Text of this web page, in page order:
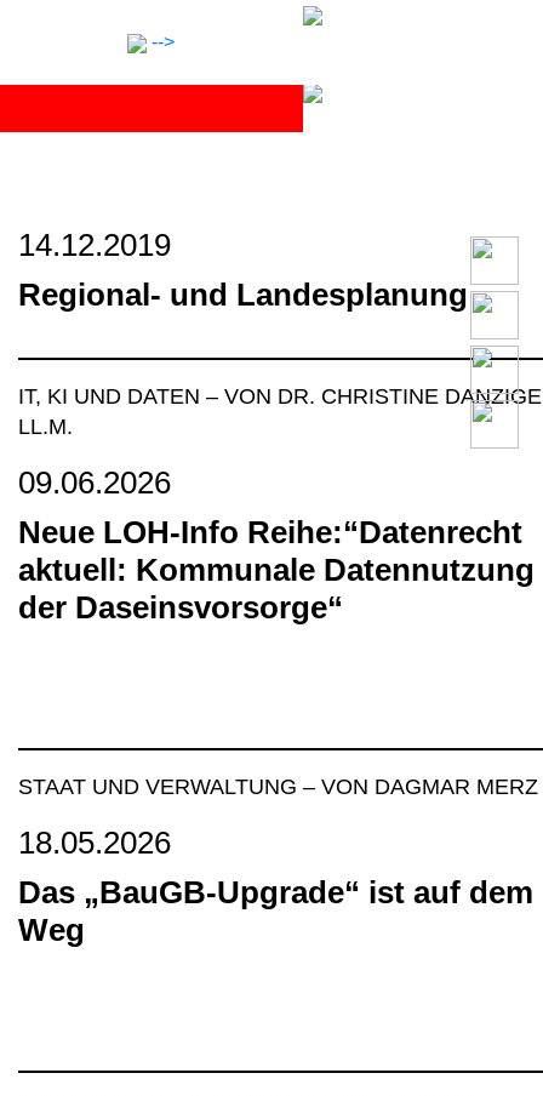
-->
News
14.12.2019
Regional- und Landesplanung
IT, KI UND DATEN – VON DR. CHRISTINE
LL.M.
09.06.2026
Neue LOH-Info Reihe:“Datenrecht
aktuell: Kommunale Datennutzung
der Daseinsvorsorge“
STAAT UND VERWALTUNG – VON DAGMAR MERZ
18.05.2026
Das „BauGB-Upgrade“ ist auf dem
Weg